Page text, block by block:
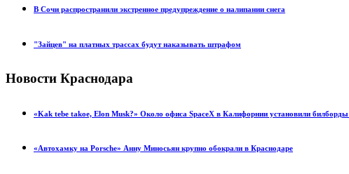
В Сочи распространили экстренное предупреждение о налипании снега
"Зайцев" на платных трассах будут наказывать штрафом
Новости Краснодара
«Kak tebe takoe, Elon Musk?» Около офиса SpaceX в Калифорнии установили
«Автохамку на Porsche» Анну Миносьян крупно обокрали в Краснодаре